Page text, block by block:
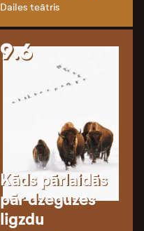
Dailes teātris
9.6
Kāds pārlaidās
pār dzeguzes
ligzdu